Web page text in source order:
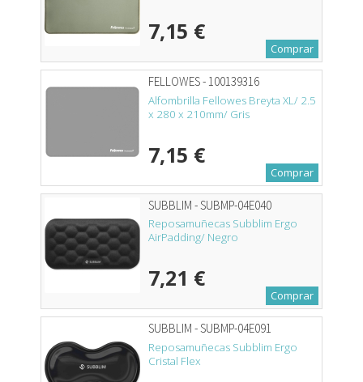
7,15 €
Comprar
FELLOWES - 100139316
Alfombrilla Fellowes Breyta XL/ 2.5
x 280 x 210mm/ Gris
7,15 €
Comprar
SUBBLIM - SUBMP-04E040
Reposamuñecas Subblim Ergo
AirPadding/ Negro
7,21 €
Comprar
SUBBLIM - SUBMP-04E091
Reposamuñecas Subblim Ergo
Cristal Flex